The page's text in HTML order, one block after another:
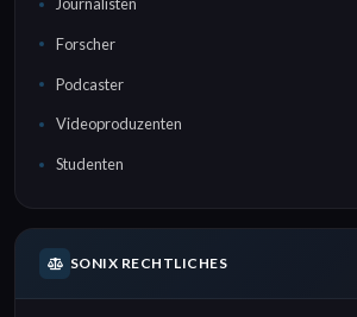
Forscher
Podcaster
Videoproduzenten
Studenten
SONIX RECHTLICHES